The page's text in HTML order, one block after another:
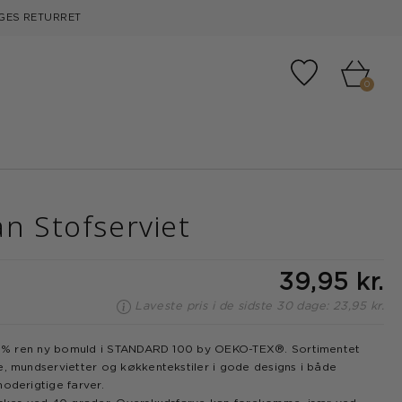
RETURRET
Tilføj til
0
Stofserviet
39,95 kr.
Laveste pris i de sidste 30 dage: 23,95 kr.
% ren ny bomuld i STANDARD 100 by OEKO-TEX®. Sortimentet
mundservietter og køkkentekstiler i gode designs i både
farver.